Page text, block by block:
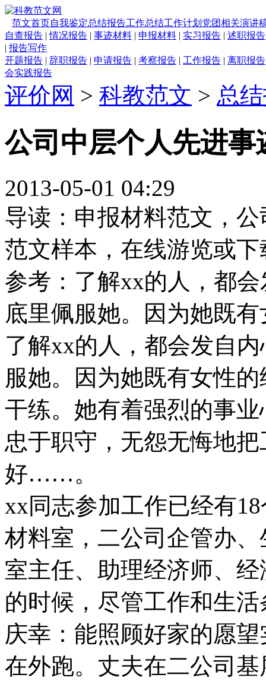
范文首页自我鉴定总结报告工作总结工作计划 党团相关演讲
自查报告 |情况报告 | 事迹材料 | 申报材料 | 实习报告 | 述职报告
| 报告写作
开题报告 | 辞职报告 | 申请报告 | 考察报告 | 工作报告 | 离职报告
会实践报告
评价网 > 科教范文 > 总
公司中层个人先进事
2013-05-01 04:29
导读：申报材料范文，
范文样本，在线游览或
参考：了解xx的人，都
底里佩服她。因为她既
了解xx的人，都会发自
服她。因为她既有女性
干练。她有着强烈的事
忠于职守，无怨无悔地
好……。
xx同志参加工作已经有
材料室，二公司企管办
室主任、助理经济师、
的时候，尽管工作和生
庆幸：能照顾好家的愿
在外跑。丈夫在二公司